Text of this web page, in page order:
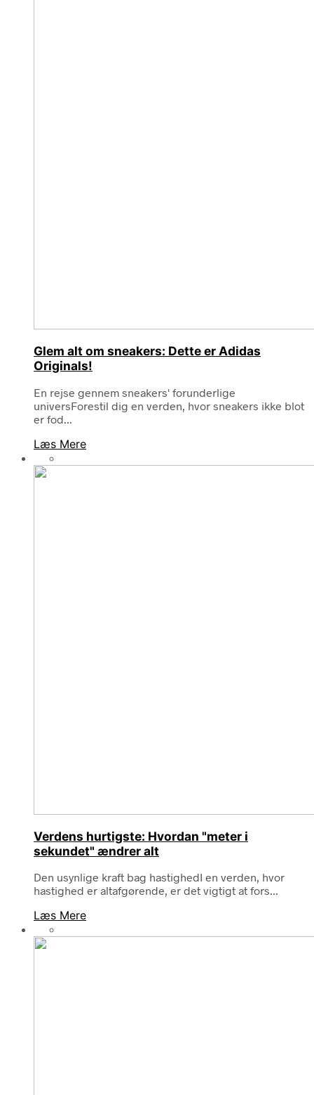
Glem alt om sneakers: Dette er Adidas
Originals!
En rejse gennem sneakers' forunderlige
universForestil dig en verden, hvor sneakers ikke blot
er fod...
Læs Mere
Verdens hurtigste: Hvordan "meter i
sekundet" ændrer alt
Den usynlige kraft bag hastighedI en verden, hvor
hastighed er altafgørende, er det vigtigt at fors...
Læs Mere